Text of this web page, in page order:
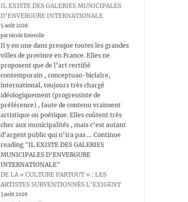
IL EXISTE DES GALERIES MUNICIPALES
D’ENVERGURE INTERNATIONALE
5 août 2026
par nicole Esterolle
Il y en une dans presque toutes les grandes
villes de province en France. Elles ne
proposent que de l’art certifié
contemporain , conceptuao-bicialre,
international, toujours très chargé
idéologiquement (progressiste de
préférence) , faute de contenu vraiment
artistique ou poétique. Elles coûtent très
cher aux municipalités , mais c’est autant
d’argent public qui n’ira pas … Continue
reading "IL EXISTE DES GALERIES
MUNICIPALES D’ENVERGURE
INTERNATIONALE"
DE LA « CULTURE PARTOUT » : LES
ARTISTES SUBVENTIONNÉS L’EXIGENT
3 août 2026